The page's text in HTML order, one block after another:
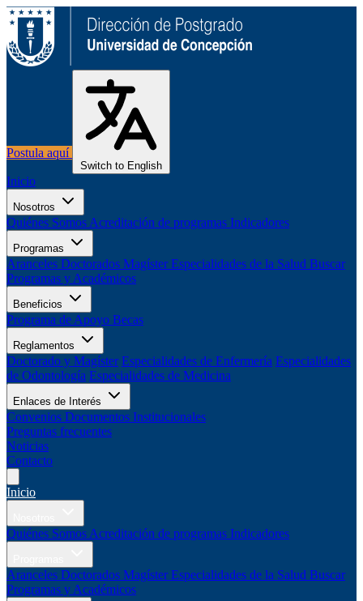
Postula aquí
Switch to English
Inicio
Nosotros
Quiénes Somos Acreditación de programas Indicadores
Programas
Aranceles Doctorados Magíster Especialidades de la Salud Buscar
Programas y Académicos
Beneficios
Programa de Apoyo Becas
Reglamentos
Doctorado y Magíster Especialidades de Enfermería Especialidades
de Odontología Especialidades de Medicina
Enlaces de Interés
Convenios Documentos Institucionales
Preguntas frecuentes
Noticias
Contacto
Inicio
Quiénes Somos Acreditación de programas Indicadores
Aranceles Doctorados Magíster Especialidades de la Salud Buscar
Programas y Académicos